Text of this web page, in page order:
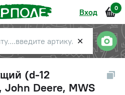
Вход 0
✕
(d-12
John Deere, MWS